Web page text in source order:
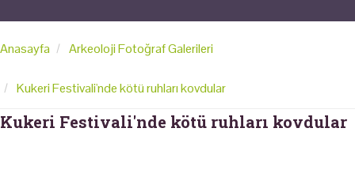
Anasayfa Arkeoloji Fotoğraf Galerileri
Kukeri Festivali'nde kötü ruhları kovdular
Kukeri Festivali'nde kötü ruhları kovdular